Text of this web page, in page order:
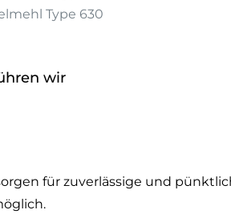
Type 630
wir
für zuverlässige und